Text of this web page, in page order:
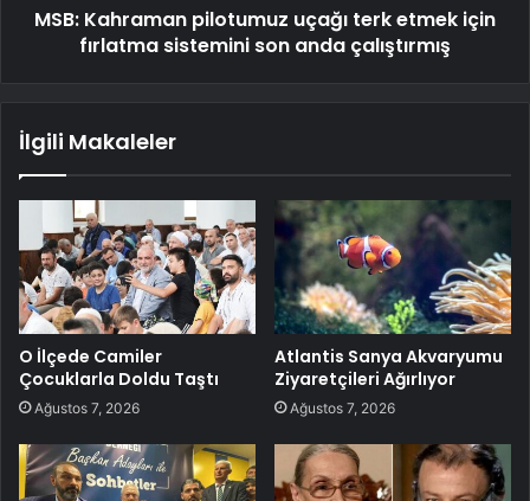
MSB: Kahraman pilotumuz uçağı terk etmek için
fırlatma sistemini son anda çalıştırmış
İlgili Makaleler
O İlçede Camiler
Çocuklarla Doldu Taştı
Ağustos 7, 2026
Atlantis Sanya Akvaryumu
Ziyaretçileri Ağırlıyor
Ağustos 7, 2026